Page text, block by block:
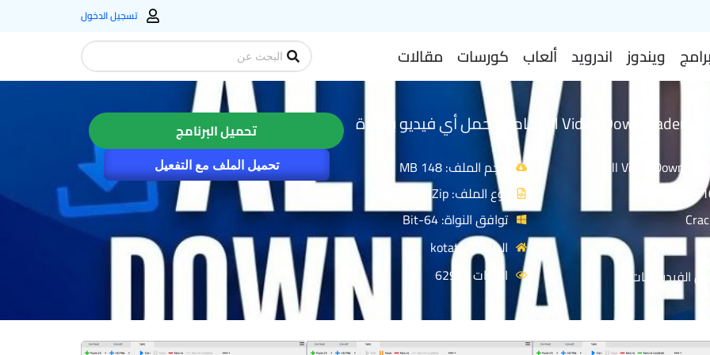
تسجيل الدخول
برامج ويندوز اندرويد ألعاب كورسات مقالات
Search
...
تحميل برنامج All Video Downloader Pro كامل | حمل أي فيديو بجودة
الفيديوهات
حجم الملف: 148 MB
نوع الملف: Zip
توافق النواة: 64-Bit
المصدر: kotato
الزيارات : 6299
تحميل البرنامج
تحميل الملف مع التفعيل